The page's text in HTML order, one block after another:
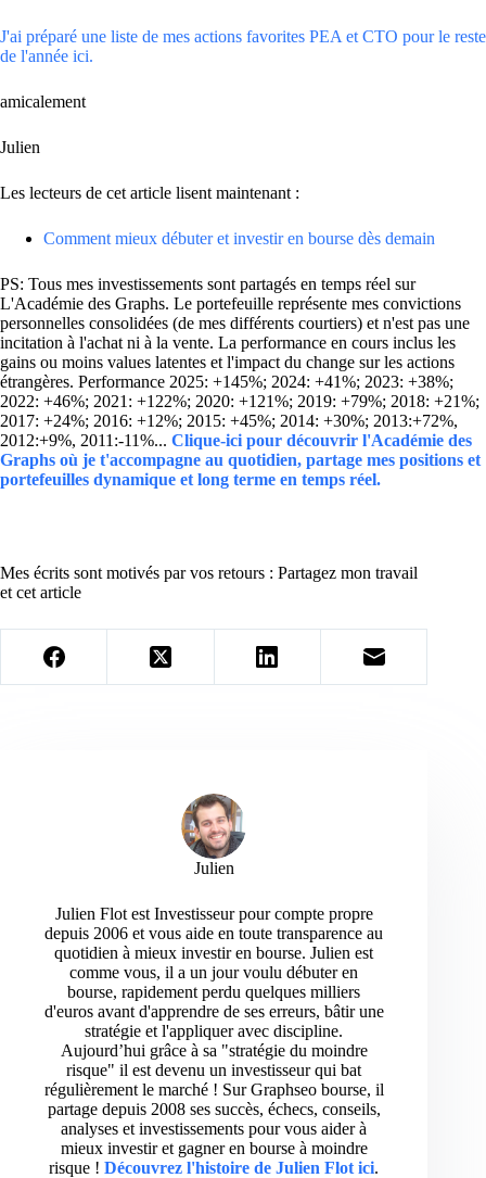
J'ai préparé une liste de mes actions favorites PEA et CTO pour le reste
de l'année ici.
amicalement
Julien
Les lecteurs de cet article lisent maintenant :
Comment mieux débuter et investir en bourse dès demain
PS: Tous mes investissements sont partagés en temps réel sur
L'Académie des Graphs. Le portefeuille représente mes convictions
personnelles consolidées (de mes différents courtiers) et n'est pas une
incitation à l'achat ni à la vente. La performance en cours inclus les
gains ou moins values latentes et l'impact du change sur les actions
étrangères. Performance 2025: +145%; 2024: +41%; 2023: +38%;
2022: +46%; 2021: +122%; 2020: +121%; 2019: +79%; 2018: +21%;
2017: +24%; 2016: +12%; 2015: +45%; 2014: +30%; 2013:+72%,
2012:+9%, 2011:-11%... Clique-ici pour découvrir l'Académie des
Graphs où je t'accompagne au quotidien, partage mes positions et
portefeuilles dynamique et long terme en temps réel.
Mes écrits sont motivés par vos retours : Partagez mon travail
et cet article
Julien
Julien Flot est Investisseur pour compte propre
depuis 2006 et vous aide en toute transparence au
quotidien à mieux investir en bourse. Julien est
comme vous, il a un jour voulu débuter en
bourse, rapidement perdu quelques milliers
d'euros avant d'apprendre de ses erreurs, bâtir une
stratégie et l'appliquer avec discipline.
Aujourd’hui grâce à sa "stratégie du moindre
risque" il est devenu un investisseur qui bat
régulièrement le marché ! Sur Graphseo bourse, il
partage depuis 2008 ses succès, échecs, conseils,
analyses et investissements pour vous aider à
mieux investir et gagner en bourse à moindre
risque ! Découvrez l'histoire de Julien Flot ici.